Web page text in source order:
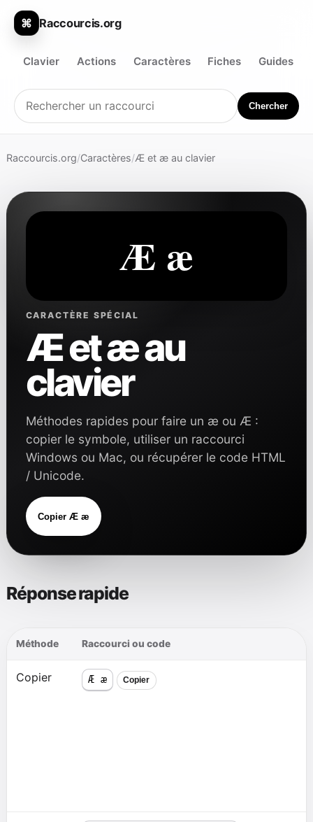
⌘ Raccourcis.org
Clavier Actions Caractères Fiches Guides
Chercher
Raccourcis.org/Caractères/Æ et æ au clavier
Æ æ
CARACTÈRE SPÉCIAL
Æ et æ au
clavier
Méthodes rapides pour faire un æ ou Æ :
copier le symbole, utiliser un raccourci
Windows ou Mac, ou récupérer le code HTML
/ Unicode.
Copier Æ æ
Réponse rapide
Méthode Raccourci ou code
Copier Æ æ Copier